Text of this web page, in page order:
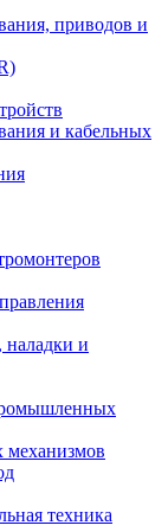
приводов и
и кабельных
и
техника